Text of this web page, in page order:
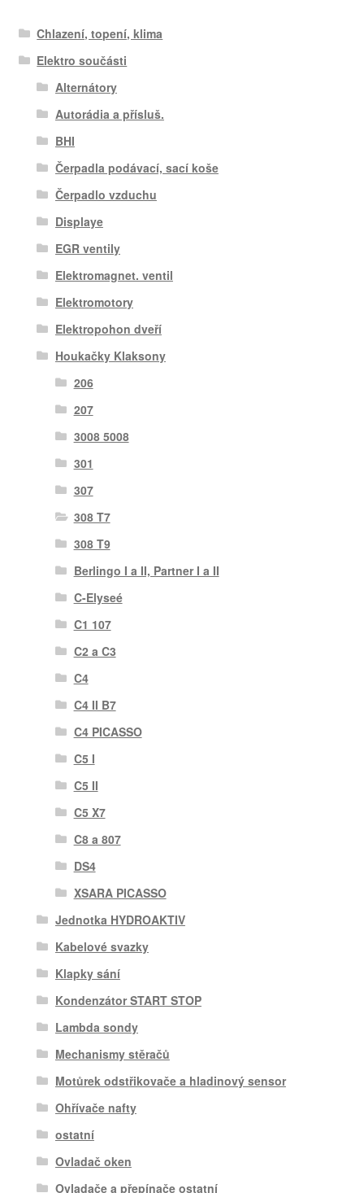
Chlazení, topení, klima
Elektro součásti
Alternátory
Autorádia a přísluš.
BHI
Čerpadla podávací, sací koše
Čerpadlo vzduchu
Displaye
EGR ventily
Elektromagnet. ventil
Elektromotory
Elektropohon dveří
Houkačky Klaksony
206
207
3008 5008
301
307
308 T7
308 T9
Berlingo I a II, Partner I a II
C-Elyseé
C1 107
C2 a C3
C4
C4 II B7
C4 PICASSO
C5 I
C5 II
C5 X7
C8 a 807
DS4
XSARA PICASSO
Jednotka HYDROAKTIV
Kabelové svazky
Klapky sání
Kondenzátor START STOP
Lambda sondy
Mechanismy stěračů
Motůrek odstřikovače a hladinový sensor
Ohřívače nafty
ostatní
Ovladač oken
Ovladače a přepínače ostatní